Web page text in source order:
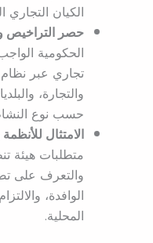
الكيان
حصر التراخيص
الحكومية
تجاري عبر نظام
والتجارة،
حسب نوع
الامتثال
متطلبات هيئة
والتعرف على
الوافدة،
المحلية.